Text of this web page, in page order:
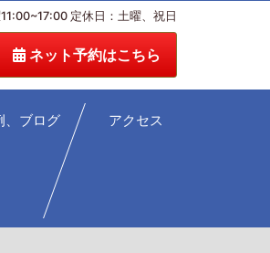
定休日：土曜、祝日
ネット予約はこちら
、ブログ アクセス